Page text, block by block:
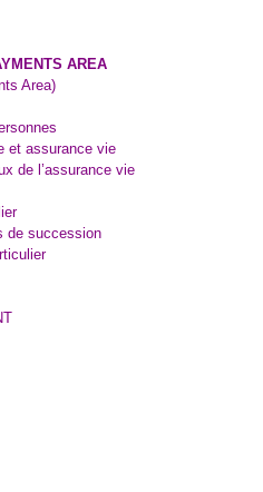
AREA
Area)
et assurance vie
de l’assurance vie
de succession